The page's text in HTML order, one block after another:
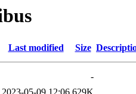
Last modified Size
-